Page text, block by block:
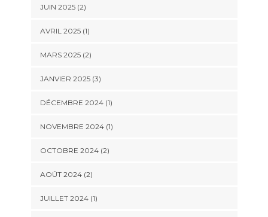
JUIN 2025(2)
AVRIL 2025(1)
MARS 2025(2)
JANVIER 2025(3)
DÉCEMBRE 2024(1)
NOVEMBRE 2024(1)
OCTOBRE 2024(2)
AOÛT 2024(2)
JUILLET 2024(1)